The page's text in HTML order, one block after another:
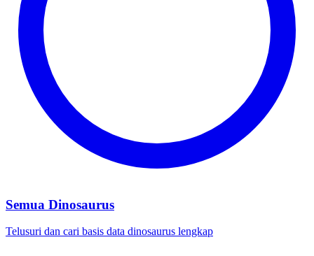
Semua Dinosaurus
Telusuri dan cari basis data dinosaurus lengkap